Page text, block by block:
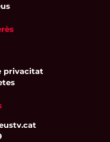
privacitat